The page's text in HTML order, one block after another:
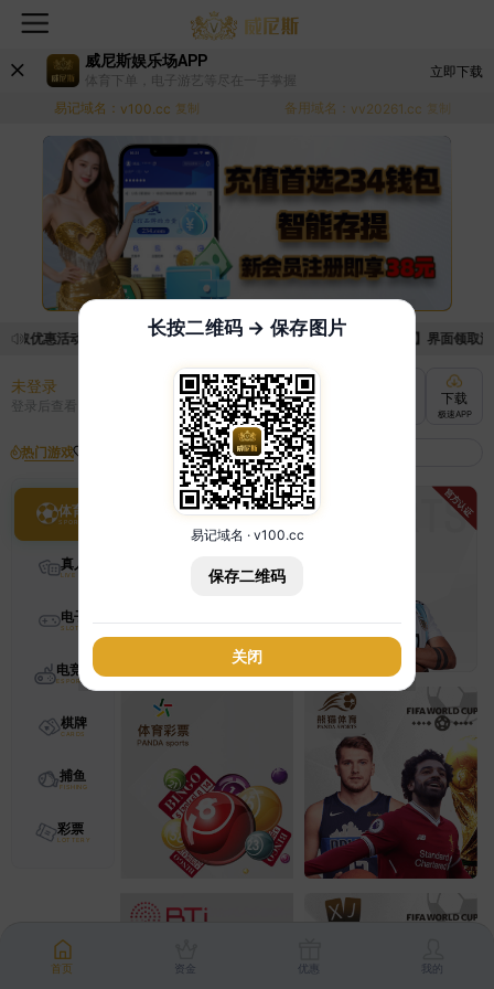
威尼斯娱乐场APP
体育下单，电子游艺等尽在一手掌握
立即下载
易记域名： v100.cc 复制 备用域名： vv20261.cc 复制
取优惠活动的手续麻烦，已新增优惠系统，现在可以前往【福利中心】界面领取
未登录
登录后查看 充值
快速到账
下载
极速APP
热门游戏
体育
真人
电子
电竞
棋牌
捕鱼
彩票
首页 资金 优惠 我的
长按二维码 → 保存图片
易记域名 · v100.cc
保存二维码
关闭